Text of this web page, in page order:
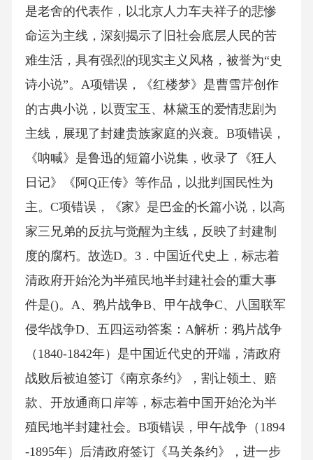
是老舍的代表作，以北京人力车夫祥子的悲惨
命运为主线，深刻揭示了旧社会底层人民的苦
难生活，具有强烈的现实主义风格，被誉为“史
诗小说”。A项错误，《红楼梦》是曹雪芹创作
的古典小说，以贾宝玉、林黛玉的爱情悲剧为
主线，展现了封建贵族家庭的兴衰。B项错误，
《呐喊》是鲁迅的短篇小说集，收录了《狂人
日记》《阿Q正传》等作品，以批判国民性为
主。C项错误，《家》是巴金的长篇小说，以高
家三兄弟的反抗与觉醒为主线，反映了封建制
度的腐朽。故选D。3．中国近代史上，标志着
清政府开始沦为半殖民地半封建社会的重大事
件是()。A、鸦片战争B、甲午战争C、八国联军
侵华战争D、五四运动答案：A解析：鸦片战争
（1840-1842年）是中国近代史的开端，清政府
战败后被迫签订《南京条约》，割让领土、赔
款、开放通商口岸等，标志着中国开始沦为半
殖民地半封建社会。B项错误，甲午战争（1894
-1895年）后清政府签订《马关条约》，进一步